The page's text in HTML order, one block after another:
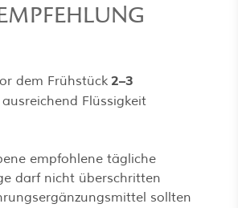
dem Frühstück 2–3
Flüssigkeit
empfohlene tägliche
darf nicht überschritten
sollten